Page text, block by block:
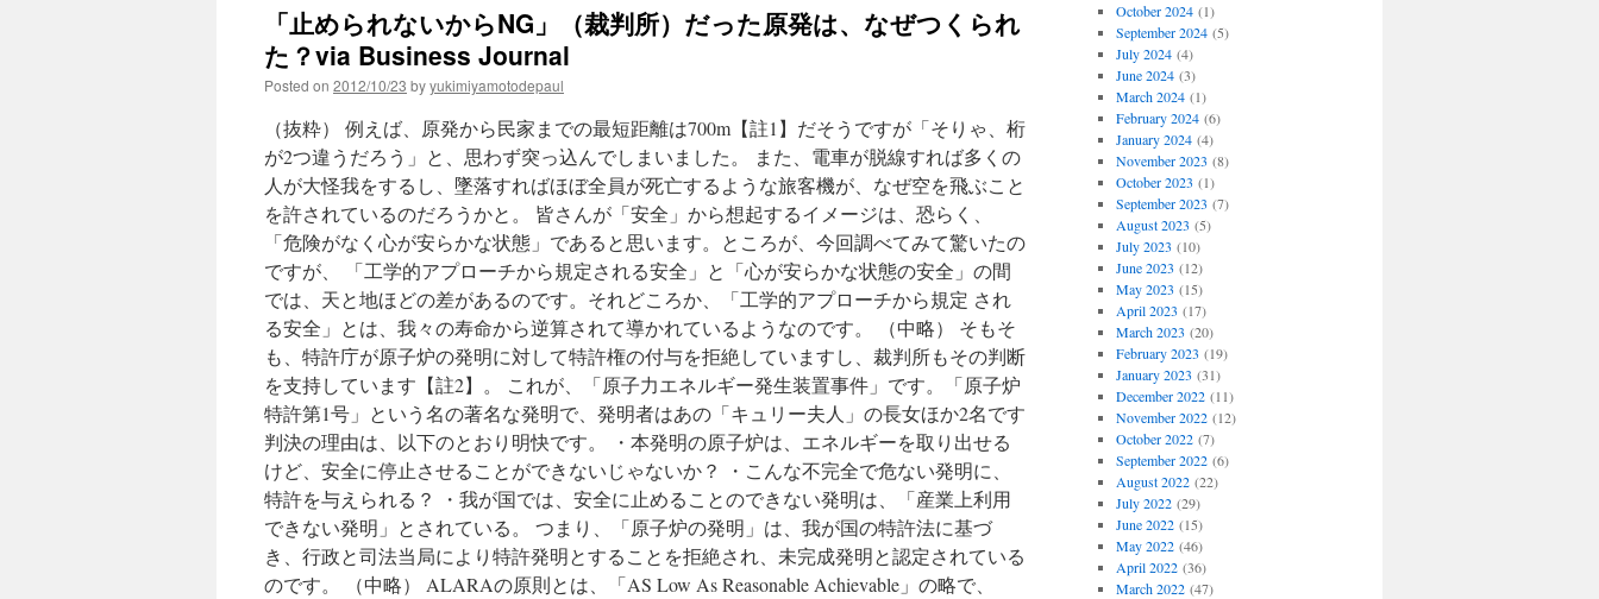
２
度
学
院
フ
ー
ラ
ム
「社
会」
第
３
回
「原
発、
こ
の
避
け
て
通
「止められないからNG」（裁判所）だった原発は、なぜつくられ
た？via Business Journal
Posted on 2012/10/23 byyukimiyamotodepaul
（抜粋） 例えば、原発から民家までの最短距離は700m【註1】だそうですが「そりゃ、桁
が2つ違うだろう」と、思わず突っ込んでしまいました。 また、電車が脱線すれば多くの
人が大怪我をするし、墜落すればほぼ全員が死亡するような旅客機が、なぜ空を飛ぶこと
を許されているのだろうかと。 皆さんが「安全」から想起するイメージは、恐らく、
「危険がなく心が安らかな状態」であると思います。ところが、今回調べてみて驚いたの
ですが、 「工学的アプローチから規定される安全」と「心が安らかな状態の安全」の間
では、天と地ほどの差があるのです。それどころか、「工学的アプローチから規定 され
る安全」とは、我々の寿命から逆算されて導かれているようなのです。 （中略） そもそ
も、特許庁が原子炉の発明に対して特許権の付与を拒絶していますし、裁判所もその判断
を支持しています【註2】。 これが、「原子力エネルギー発生装置事件」です。「原子炉
特許第1号」という名の著名な発明で、発明者はあの「キュリー夫人」の長女ほか2名です
判決の理由は、以下のとおり明快です。 ・本発明の原子炉は、エネルギーを取り出せる
けど、安全に停止させることができないじゃないか？ ・こんな不完全で危ない発明に、
特許を与えられる？ ・我が国では、安全に止めることのできない発明は、「産業上利用
できない発明」とされている。 つまり、「原子炉の発明」は、我が国の特許法に基づ
き、行政と司法当局により特許発明とすることを拒絶され、未完成発明と認定されている
のです。 （中略） ALARAの原則とは、「AS Low As Reasonable Achievable」の略で、
October 2024(1)
September 2024(5)
July 2024(4)
June 2024(3)
March 2024(1)
February 2024(6)
January 2024(4)
November 2023 (8)
October 2023 (1)
September 2023 (7)
August 2023 (5)
July 2023 (10)
June 2023 (12)
May 2023 (15)
April 2023 (17)
March 2023 (20)
February 2023 (19)
January 2023 (31)
December 2022(11)
November 2022(12)
October 2022(7)
September 2022(6)
August 2022(22)
July 2022(29)
June 2022(15)
May 2022(46)
April 2022(36)
March 2022(47)